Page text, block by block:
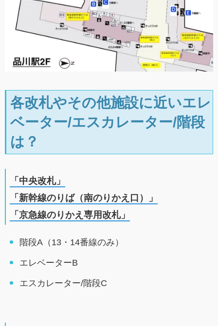
各改札やその他施設に近いエレ
ベーター/エスカレーター/階段
は？
「中央改札」
「新幹線のりば（南のりかえ口）」
「京急線のりかえ専用改札」
階段A（13・14番線のみ）
エレベーターB
エスカレーター/階段C